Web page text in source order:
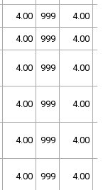
4.00 999 4.00
4.00 999 4.00
4.00 999 4.00
4.00 999 4.00
4.00 999 4.00
4.00 999 4.00